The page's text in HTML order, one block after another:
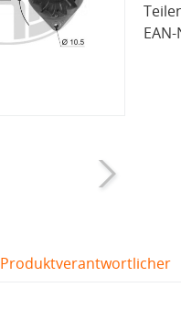
Produktverantwortlicher